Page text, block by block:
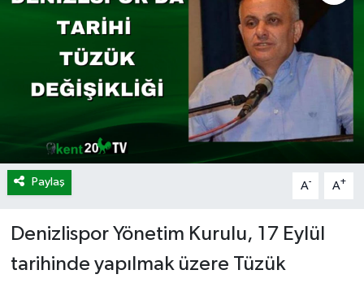
Paylaş A- A+
Denizlispor Yönetim Kurulu, 17 Eylül
tarihinde yapılmak üzere Tüzük